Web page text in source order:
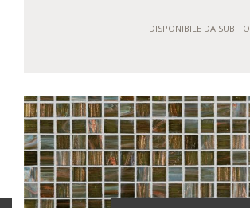
DISPONIBILE DA SUBITO